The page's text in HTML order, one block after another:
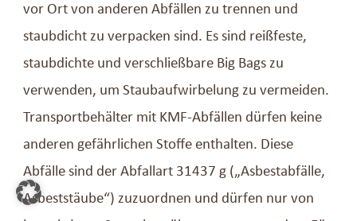
vor Ort von anderen Abfällen zu trennen und
staubdicht zu verpacken sind. Es sind reißfeste,
staubdichte und verschließbare Big Bags zu
verwenden, um Staubaufwirbelung zu vermeiden.
Transportbehälter mit KMF-Abfällen dürfen keine
anderen gefährlichen Stoffe enthalten. Diese
Abfälle sind der Abfallart 31437 g („Asbestabfälle,
Asbeststäube“) zuzuordnen und dürfen nur von